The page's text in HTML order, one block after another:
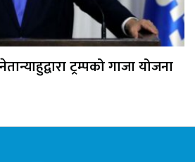
ट्रम्पको गाजा योजना